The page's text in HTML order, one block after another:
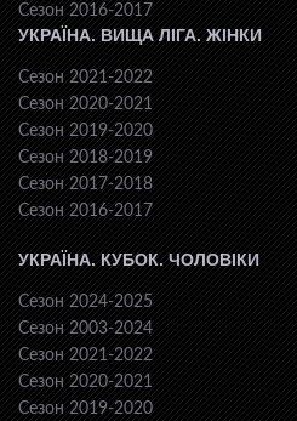
Сезон 2016-2017
УКРАЇНА. ВИЩА ЛІГА. ЖІНКИ
Сезон 2021-2022
Сезон 2020-2021
Сезон 2019-2020
Сезон 2018-2019
Сезон 2017-2018
Сезон 2016-2017
УКРАЇНА. КУБОК. ЧОЛОВІКИ
Сезон 2024-2025
Сезон 2003-2024
Сезон 2021-2022
Сезон 2020-2021
Сезон 2019-2020